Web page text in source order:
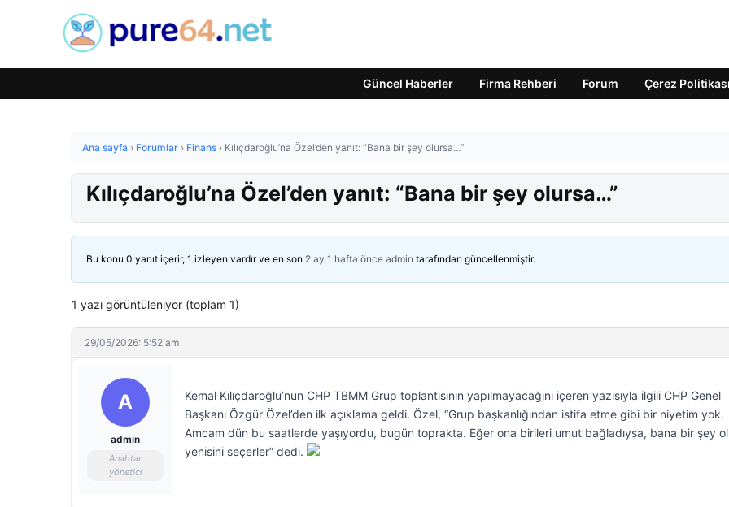
Güncel Haberler Firma Rehberi Forum Çerez Politikası
Ana sayfa › Forumlar › Finans › Kılıçdaroğlu’na Özel’den yanıt: “Bana bir şey olursa…”
Kılıçdaroğlu’na Özel’den yanıt: “Bana bir şey olursa…”
Bu konu 0 yanıt içerir, 1 izleyen vardır ve en son 2 ay 1 hafta önce admin tarafından güncellenmiştir.
1 yazı görüntüleniyor (toplam 1)
29/05/2026: 5:52 am
A
admin
Anahtar
yönetici
Kemal Kılıçdaroğlu’nun CHP TBMM Grup toplantısının yapılmayacağını içeren yazısıyla ilgili CHP Genel
Başkanı Özgür Özel’den ilk açıklama geldi. Özel, “Grup başkanlığından istifa etme gibi bir niyetim yok.
Amcam dün bu saatlerde yaşıyordu, bugün toprakta. Eğer ona birileri umut bağladıysa, bana bir şey
yenisini seçerler” dedi.